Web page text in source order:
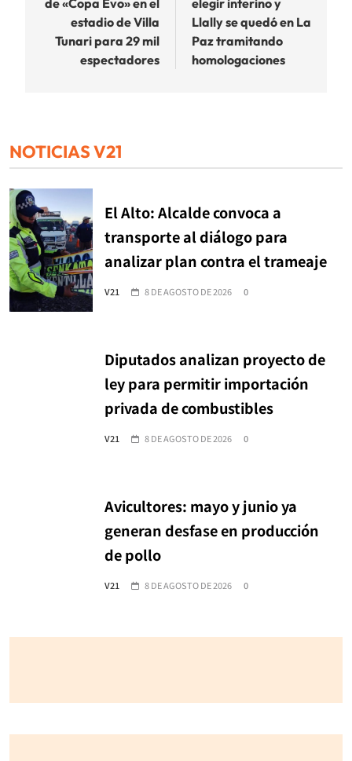
estadio de Villa
Tunari para 29 mil
espectadores
Llally se quedó en La
Paz tramitando
homologaciones
NOTICIAS V21
El Alto: Alcalde convoca a
transporte al diálogo para
analizar plan contra el trameaje
V21 8 DE AGOSTO DE 2026 0
Diputados analizan proyecto de
ley para permitir importación
privada de combustibles
V21 8 DE AGOSTO DE 2026 0
Avicultores: mayo y junio ya
generan desfase en producción
de pollo
V21 8 DE AGOSTO DE 2026 0